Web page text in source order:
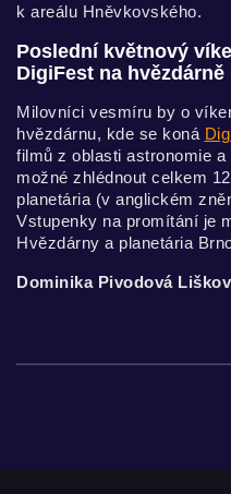
k areálu Hněvkovského.
Poslední květnový
DigiFest na hvězdárně
Milovníci vesmíru by o
hvězdárnu, kde se koná
filmů z oblasti astronomie
možné zhlédnout celkem
planetária (v anglickém
Vstupenky na promítání je
Hvězdárny a planetária
Dominika Pivodová